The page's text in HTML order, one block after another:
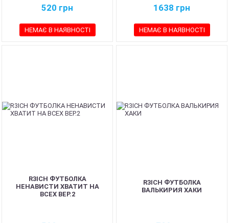
520 грн
НЕМАЄ В НАЯВНОСТІ
1638 грн
НЕМАЄ В НАЯВНОСТІ
R3ICH ФУТБОЛКА
НЕНАВИСТИ ХВАТИТ НА
ВСЕХ ВЕР.2
R3ICH ФУТБОЛКА
ВАЛЬКИРИЯ ХАКИ